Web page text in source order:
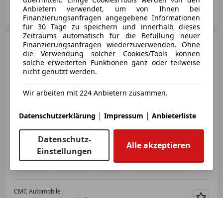
CMC Automobile
AT-2442 Unterwaltersdorf
Mercedes-Benz C 63
AMGC 63 S AMG 375 kW
V8/Spur/Abst./Tempomat/TWT/SH/
Benzin 375 kW (510 PS)
CMC Automobile
Anbietern verwendet, um von Ihnen bei
Finanzierungsanfragen angegebene Informationen
für 30 Tage zu speichern und innerhalb dieses
Zeitraums automatisch für die Befüllung neuer
Finanzierungsanfragen wiederzuverwenden. Ohne
die Verwendung solcher Cookies/Tools können
solche erweiterten Funktionen ganz oder teilweise
nicht genutzt werden.
Wir arbeiten mit 224 Anbietern zusammen.
Datenschutzerklärung | Impressum | Anbieterliste
Datenschutz-
Einstellungen
Alle akzeptieren